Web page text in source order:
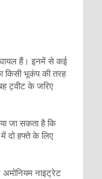
घायल हैं। इनमें से कई
किसी भूकंप की तरह
ट्वीट के जरिए
जा सकता है कि
दो हफ्ते के लिए
अमोनियम नाइट्रेट